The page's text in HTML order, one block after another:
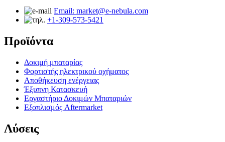
Email: market@e-nebula.com
+1-309-573-5421
Προϊόντα
Δοκιμή μπαταρίας
Φορτιστής ηλεκτρικού οχήματος
Αποθήκευση ενέργειας
Έξυπνη Κατασκευή
Εργαστήριο Δοκιμών Μπαταριών
Εξοπλισμός Aftermarket
Λύσεις